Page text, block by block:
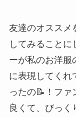
友達のオススメ
してみることに
ーが私のお洋服
に表現してくれ
ったの📝！ファ
良くて、びっく